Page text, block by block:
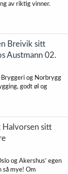
av riktig vinner.
Breivik sitt
Austmann 02.
Bryggeri og Norbrygg
godt øl og
Halvorsen sitt
og Akershus’ egen
så mye! Om